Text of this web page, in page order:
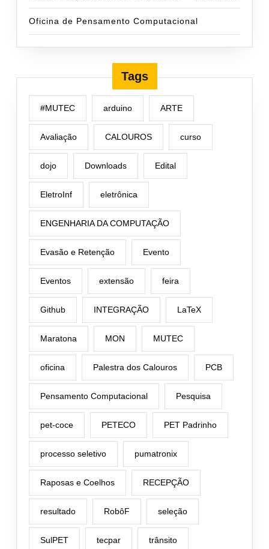
Oficina de Pensamento Computacional
Tags
#MUTEC arduino ARTE
Avaliação CALOUROS curso
dojo Downloads Edital
EletroInf eletrônica
ENGENHARIA DA COMPUTAÇÃO
Evasão e Retenção Evento
Eventos extensão feira
Github INTEGRAÇÃO LaTeX
Maratona MON MUTEC
oficina Palestra dos Calouros PCB
Pensamento Computacional Pesquisa
pet-coce PETECO PET Padrinho
processo seletivo pumatronix
Raposas e Coelhos RECEPÇÃO
resultado RobôF seleção
SulPET tecpar trânsito